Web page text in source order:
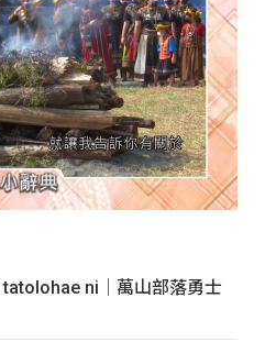
tatolohae ni｜萬山部落勇士